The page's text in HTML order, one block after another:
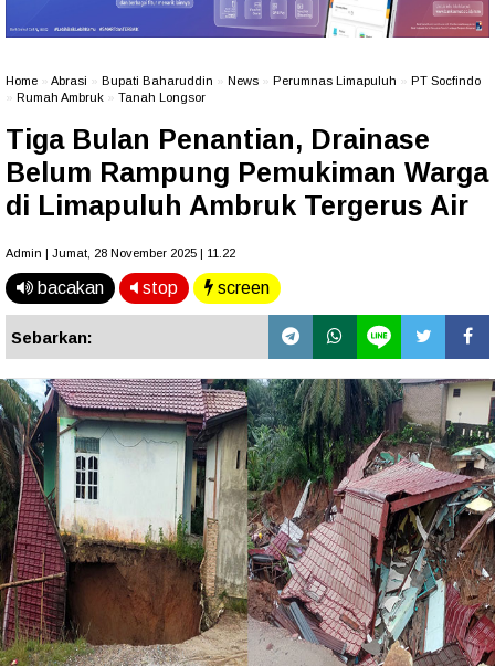
Home Abrasi Bupati Baharuddin News Perumnas Limapuluh
PT Socfindo
Rumah Ambruk Tanah Longsor
Tiga Bulan Penantian, Drainase
Belum Rampung Pemukiman Warga
di Limapuluh Ambruk Tergerus Air
Admin | Jumat, 28 November 2025 | 11.22
bacakan stop screen
Sebarkan: